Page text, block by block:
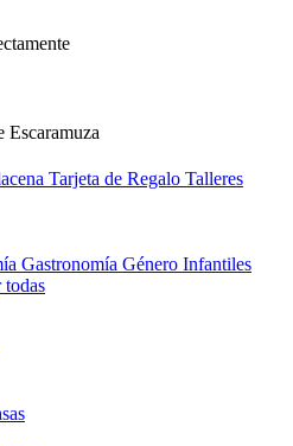
Tarjeta de Regalo Talleres
Gastronomía Género Infantiles
todas